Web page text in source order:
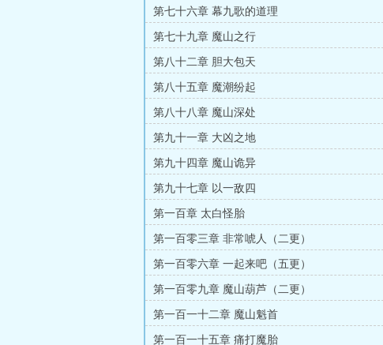
第七十六章 幕九歌的道理
第七十九章 魔山之行
第八十二章 胆大包天
第八十五章 魔潮纷起
第八十八章 魔山深处
第九十一章 大凶之地
第九十四章 魔山诡异
第九十七章 以一敌四
第一百章 太白怪胎
第一百零三章 非常唬人（二更）
第一百零六章 一起来吧（五更）
第一百零九章 魔山葫芦（二更）
第一百一十二章 魔山魁首
第一百一十五章 痛打魔胎